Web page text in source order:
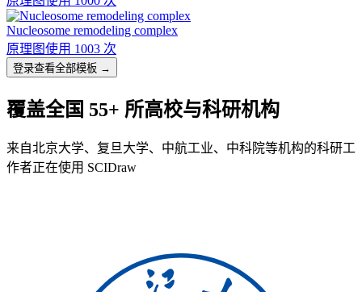
Nucleosome remodeling complex
原理图使用 1003 次
登录查看全部模板 →
覆盖全国 55+ 所高校与科研机构
来自北京大学、复旦大学、中航工业、中科院等机构的科研工
作者正在使用 SCIDraw